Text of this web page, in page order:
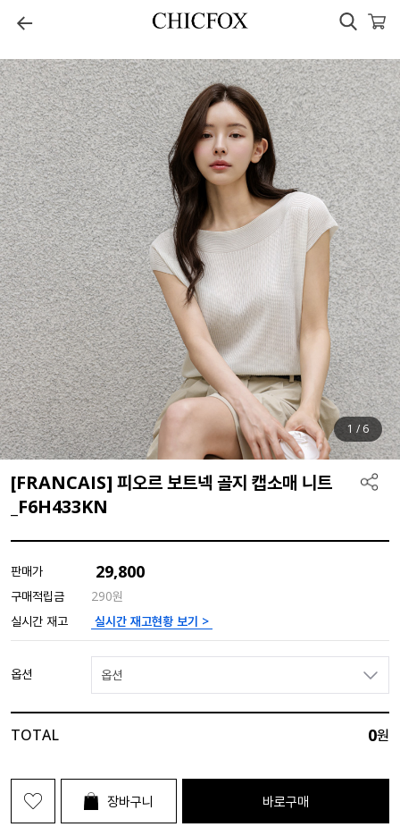
1 /6
[FRANCAIS] 피오르 보트넥 골지 캡소매 니트
_F6H433KN
판매가 29,800
구매적립금
290원
실시간 재고
실시간 재고현황 보기 >
옵션 옵션
TOTAL 0원
장바구니 바로구매